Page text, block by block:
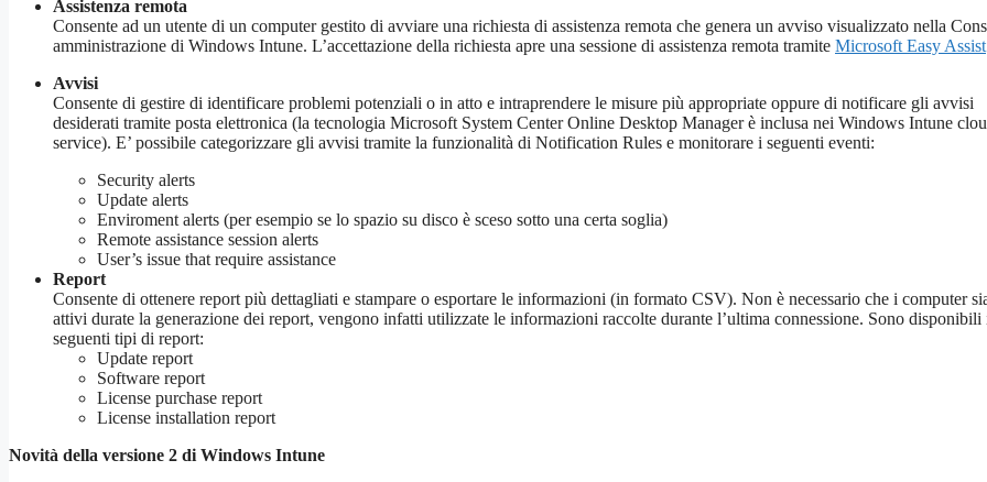
Assistenza remota
Consente ad un utente di un computer gestito di avviare una richiesta di assistenza remota che genera un avviso visualizzato nella
amministrazione di Windows Intune. L’accettazione della richiesta apre una sessione di assistenza remota tramite Microsoft Easy Assist
Avvisi
Consente di gestire di identificare problemi potenziali o in atto e intraprendere le misure più appropriate oppure di notificare gli avvisi
desiderati tramite posta elettronica (la tecnologia Microsoft System Center Online Desktop Manager è inclusa nei Windows Intune
service). E’ possibile categorizzare gli avvisi tramite la funzionalità di Notification Rules e monitorare i seguenti eventi:
Security alerts
Update alerts
Enviroment alerts (per esempio se lo spazio su disco è sceso sotto una certa soglia)
Remote assistance session alerts
User’s issue that require assistance
Report
Consente di ottenere report più dettagliati e stampare o esportare le informazioni (in formato CSV). Non è necessario che i computer
attivi durate la generazione dei report, vengono infatti utilizzate le informazioni raccolte durante l’ultima connessione. Sono disponibili
seguenti tipi di report:
Update report
Software report
License purchase report
License installation report
Novità della versione 2 di Windows Intune